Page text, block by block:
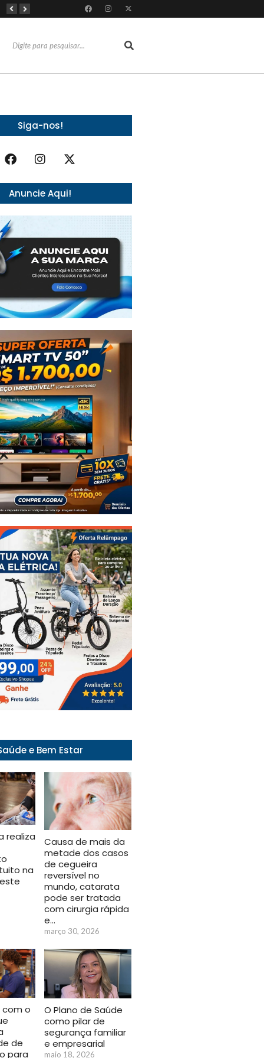
Siga-nos!
Anuncie Aqui!
e Bem Estar
realiza
na
Causa de mais da
metade dos casos
de cegueira
reversível no
mundo, catarata
pode ser tratada
com cirurgia rápida
e…
março 30, 2026
com o
de
para
O Plano de Saúde
como pilar de
segurança familiar
e empresarial
maio 18, 2026